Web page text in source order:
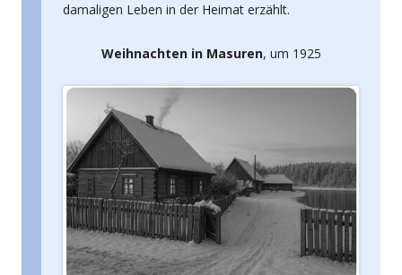
damaligen Leben in der Heimat erzählt.
Weihnachten in Masuren, um 1925